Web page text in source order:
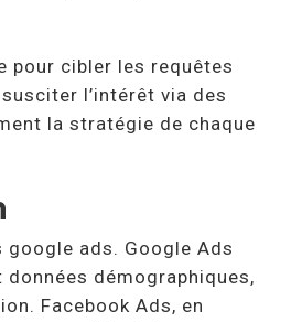
pour cibler les requêtes
l’intérêt via des
la stratégie de chaque
ads. Google Ads
démographiques,
Facebook Ads, en